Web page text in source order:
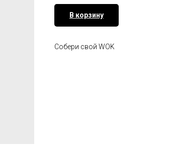
В корзину
Собери свой WOK